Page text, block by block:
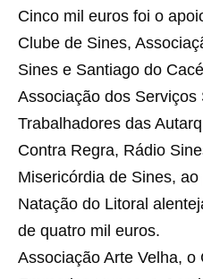
Cinco mil euros foi o
Clube de Sines,
Sines e Santiago do
Associação dos Serviços
Trabalhadores das
Contra Regra, Rádio
Misericórdia de Sines,
Natação do Litoral
de quatro mil euros.
Associação Arte Velha, o